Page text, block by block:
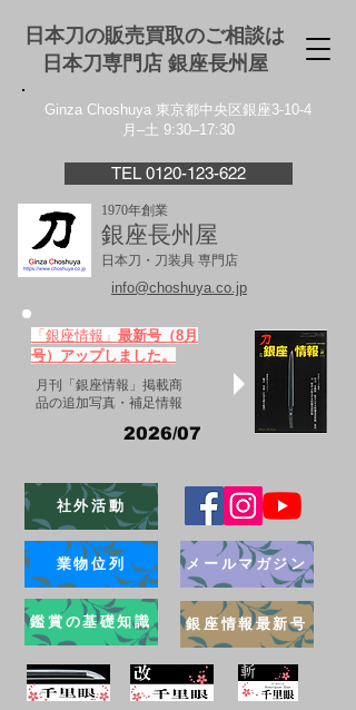
日本刀の販売買取のご相談は
日本刀専門店 銀座⻑州屋
Ginza Choshuya 東京都中央区銀座3-10-4
月–土 9:30–17:30
TEL 0120-123-622
1970年創業
銀座長州屋
日本刀・刀装具 専門店
info@choshuya.co.jp
「銀座情報」 最新号（8月
号）アップしました。
月刊「銀座情報」掲載商
品の追加写真・補足情報
2026/07
社外活動
業物位列
鑑賞の基礎知識
メールマガジン
銀座情報最新号